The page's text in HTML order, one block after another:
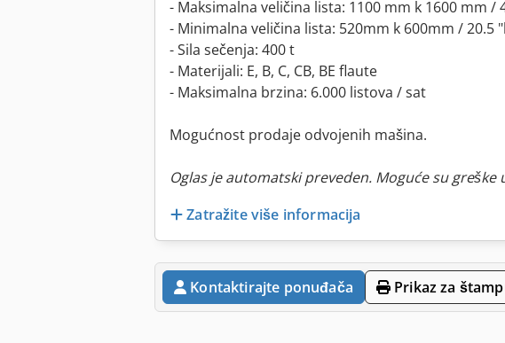
- Maksimalna veličina lista: 1100 mm k 1600 mm /
- Minimalna veličina lista: 520mm k 600mm / 20.5
- Sila sečenja: 400 t
- Materijali: E, B, C, CB, BE flaute
- Maksimalna brzina: 6.000 listova / sat
Mogućnost prodaje odvojenih mašina.
Oglas je automatski preveden. Moguće su greške
Zatražite više informacija
Kontaktirajte ponuđača Prikaz za